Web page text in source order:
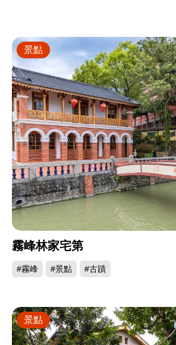
霧峰林家宅第
#霧峰 #景點 #古蹟
景點
景點